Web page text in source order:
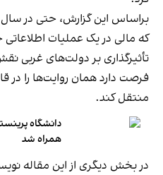
که مالی در یک عملیات
تأثیرگذاری بر دولت‌های غربی
فرصت دارد همان روایت‌ها را
منتقل کند.
دانشگاه
همراه شد
در بخش دیگری از این مقاله